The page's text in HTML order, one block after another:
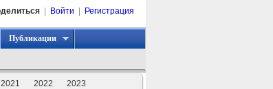
Регистрация
Войти
Публикации
2021 2022
2023